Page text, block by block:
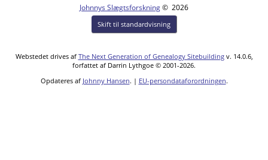
Johnnys Slægtsforskning© 2026
Skift til standardvisning
Webstedet drives af The Next Generation of Genealogy Sitebuildingv. 14.0.6,
forfattet af Darrin Lythgoe © 2001-2026.
Opdateres af Johnny Hansen. | EU-persondataforordningen.